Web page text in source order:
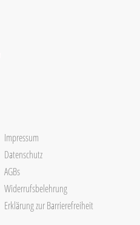
Impressum
Datenschutz
AGBs
Widerrufsbelehrung
Erklärung zur Barrierefreiheit